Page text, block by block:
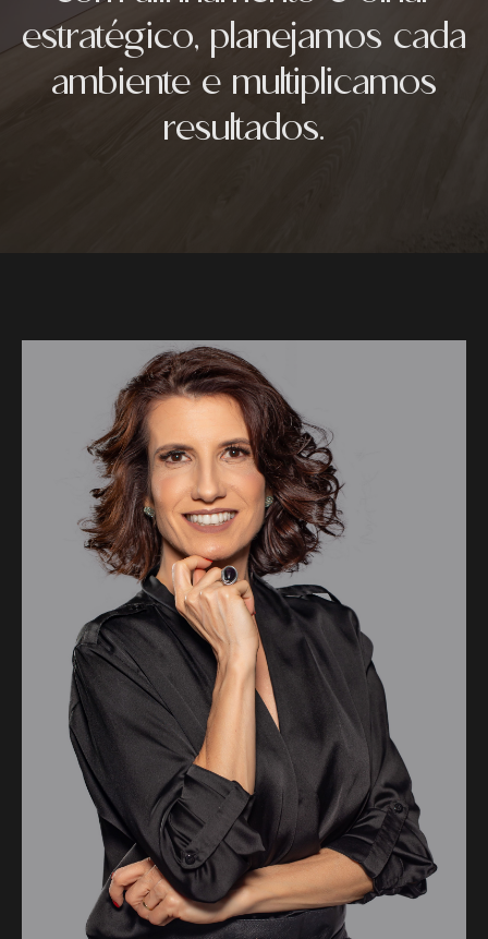
estratégico, planejamos cada
ambiente e multiplicamos
resultados.